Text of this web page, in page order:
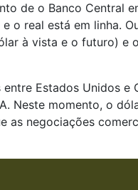
de o Banco Central
o real está em linha.
à vista e o futuro) e
Estados Unidos e
Neste momento, o
as negociações